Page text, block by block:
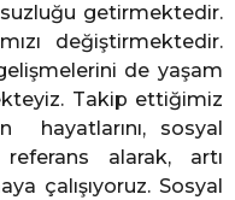
getirmektedir.
değiştirmektedir.
de yaşam
Takip ettiğimiz
hayatlarını, sosyal
alarak, artı
çalışıyoruz. Sosyal